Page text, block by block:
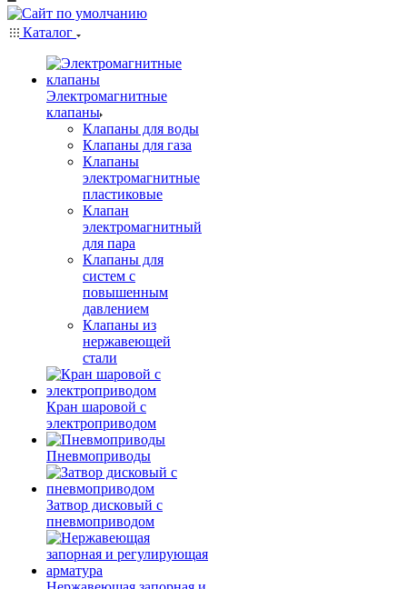
Каталог
Электромагнитные
клапаны
Клапаны для воды
Клапаны для газа
Клапаны
электромагнитные
пластиковые
Клапан
электромагнитный
для пара
Клапаны для
систем с
повышенным
давлением
Клапаны из
нержавеющей
стали
Кран шаровой с
электроприводом
Пневмоприводы
Затвор дисковый с
пневмоприводом